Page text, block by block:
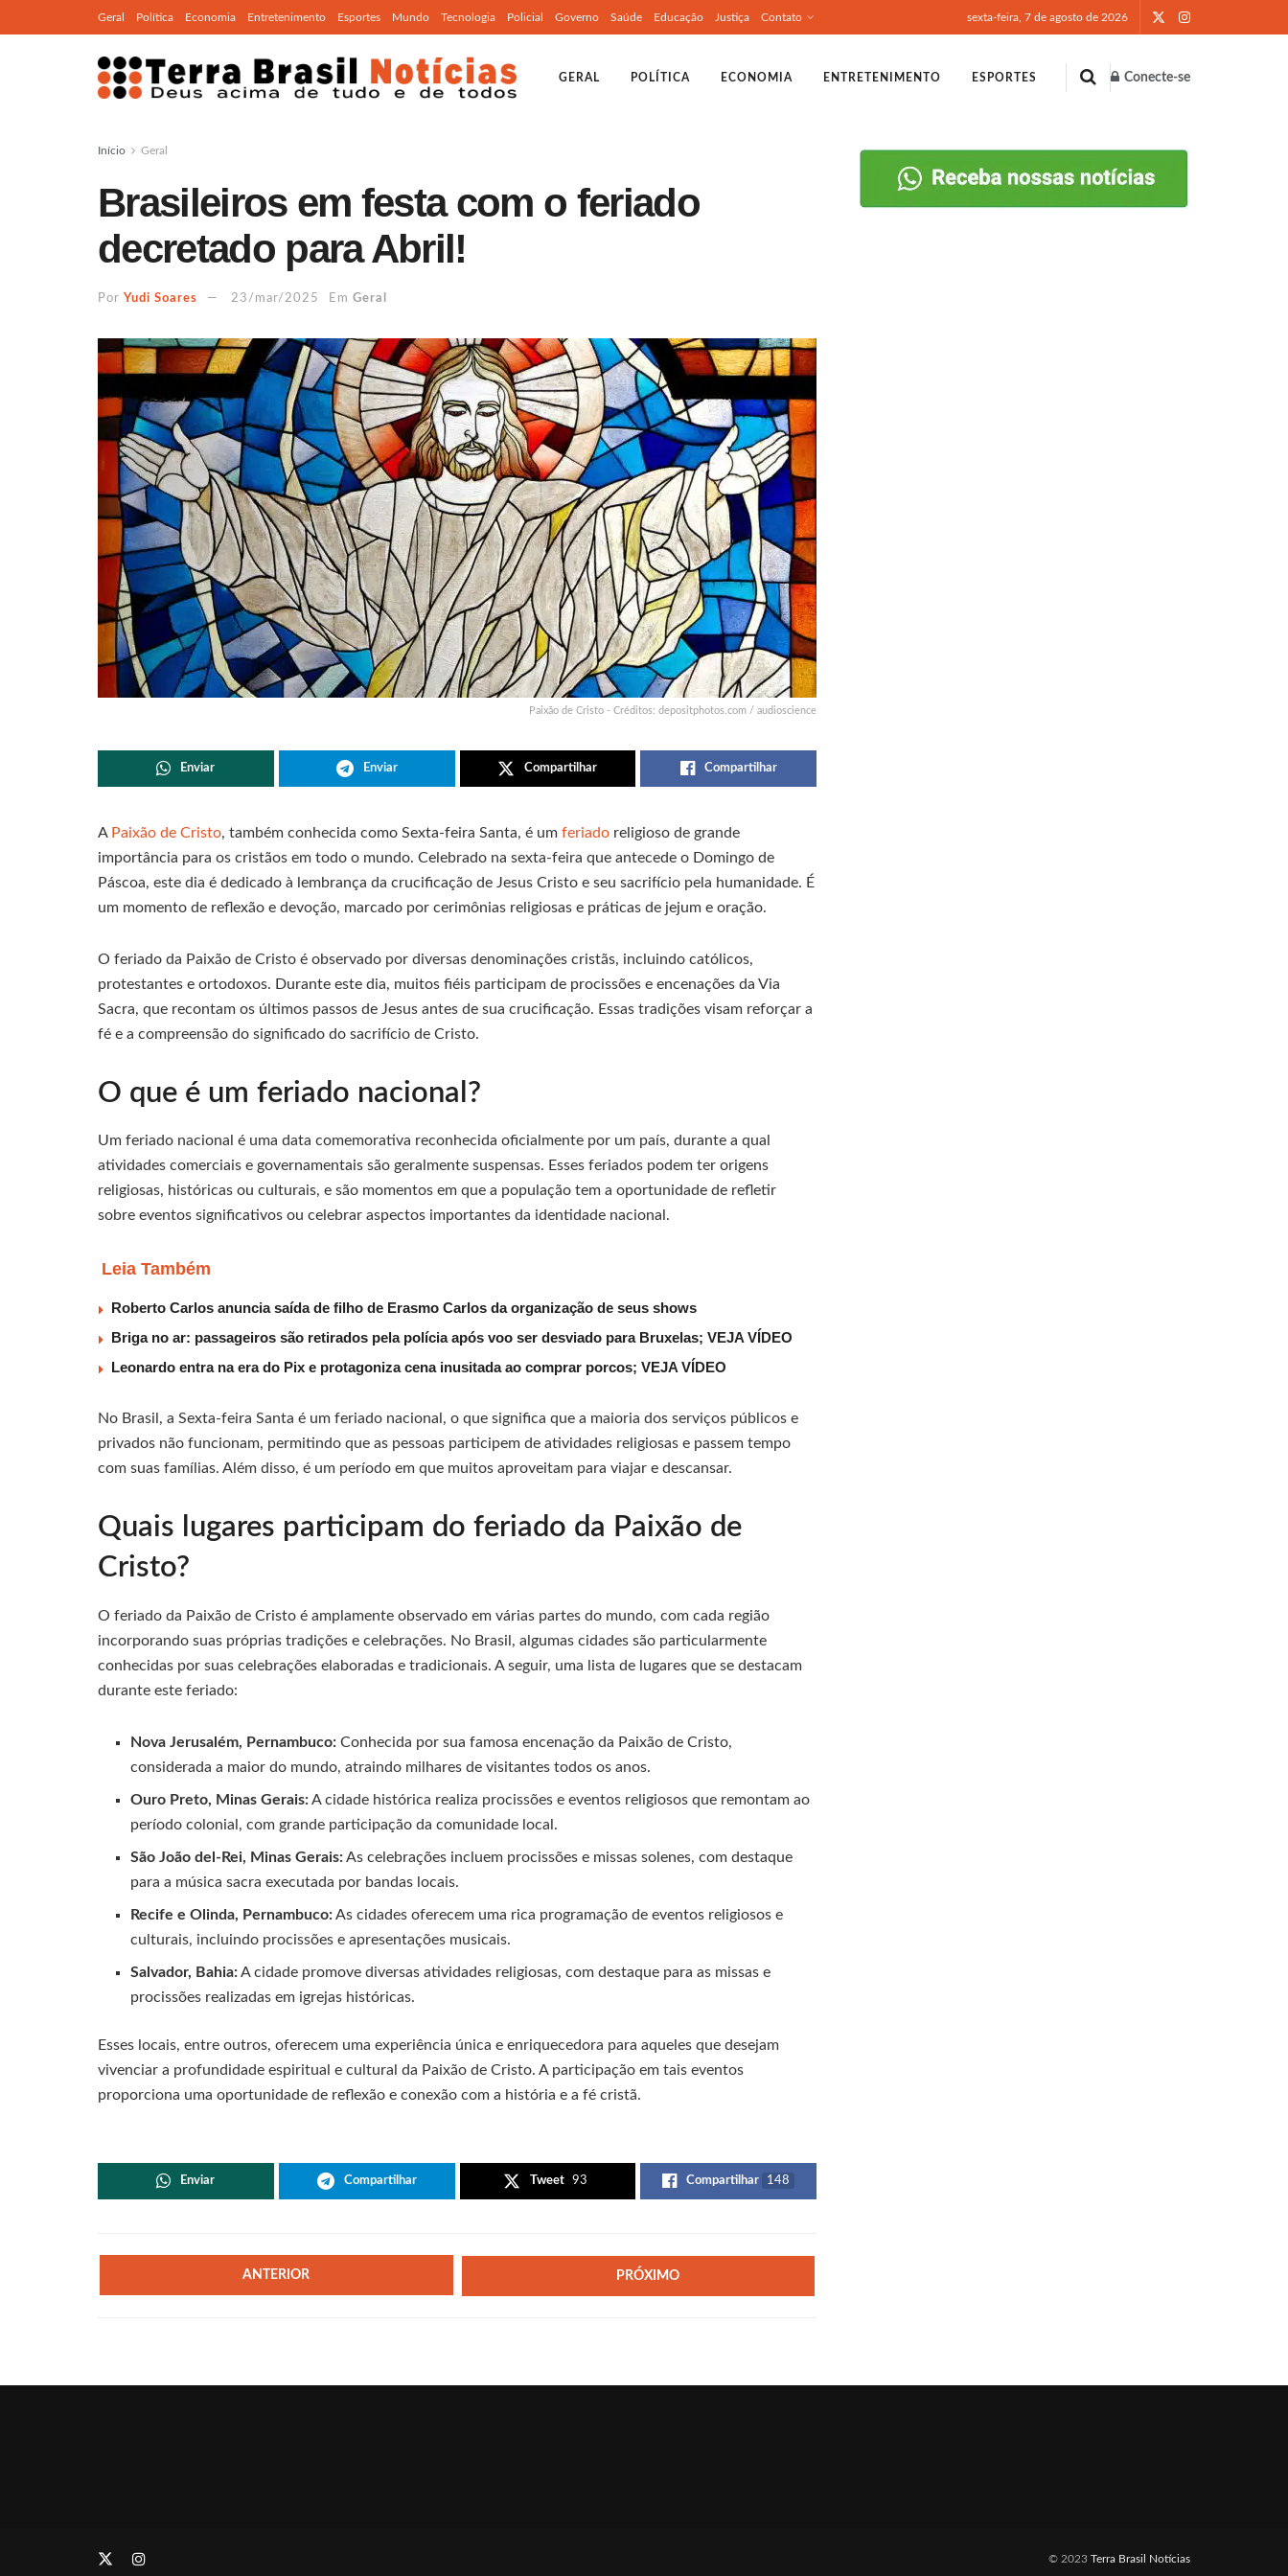
Geral Política Economia Entretenimento Esportes Mundo Tecnologia Policial Governo Saúde Educação Justiça Contato sexta-feira, 7 de agosto de 2026
GERAL POLÍTICA ECONOMIA ENTRETENIMENTO ESPORTES Conecte-se
Início Geral
Brasileiros em festa com o feriado
decretado para Abril!
Por Yudi Soares 23/mar/2025 Em Geral
Paixão de Cristo - Créditos: depositphotos.com / audioscience
Enviar Enviar Compartilhar Compartilhar
A Paixão de Cristo, também conhecida como Sexta-feira Santa, é um feriado religioso de grande
importância para os cristãos em todo o mundo. Celebrado na sexta-feira que antecede o Domingo de
Páscoa, este dia é dedicado à lembrança da crucificação de Jesus Cristo e seu sacrifício pela humanidade. É
um momento de reflexão e devoção, marcado por cerimônias religiosas e práticas de jejum e oração.
O feriado da Paixão de Cristo é observado por diversas denominações cristãs, incluindo católicos,
protestantes e ortodoxos. Durante este dia, muitos fiéis participam de procissões e encenações da Via
Sacra, que recontam os últimos passos de Jesus antes de sua crucificação. Essas tradições visam reforçar a
fé e a compreensão do significado do sacrifício de Cristo.
O que é um feriado nacional?
Um feriado nacional é uma data comemorativa reconhecida oficialmente por um país, durante a qual
atividades comerciais e governamentais são geralmente suspensas. Esses feriados podem ter origens
religiosas, históricas ou culturais, e são momentos em que a população tem a oportunidade de refletir
sobre eventos significativos ou celebrar aspectos importantes da identidade nacional.
Leia Também
Roberto Carlos anuncia saída de filho de Erasmo Carlos da organização de seus shows
Briga no ar: passageiros são retirados pela polícia após voo ser desviado para Bruxelas; VEJA VÍDEO
Leonardo entra na era do Pix e protagoniza cena inusitada ao comprar porcos; VEJA VÍDEO
No Brasil, a Sexta-feira Santa é um feriado nacional, o que significa que a maioria dos serviços públicos e
privados não funcionam, permitindo que as pessoas participem de atividades religiosas e passem tempo
com suas famílias. Além disso, é um período em que muitos aproveitam para viajar e descansar.
Quais lugares participam do feriado da Paixão de
Cristo?
O feriado da Paixão de Cristo é amplamente observado em várias partes do mundo, com cada região
incorporando suas próprias tradições e celebrações. No Brasil, algumas cidades são particularmente
conhecidas por suas celebrações elaboradas e tradicionais. A seguir, uma lista de lugares que se destacam
durante este feriado:
Nova Jerusalém, Pernambuco: Conhecida por sua famosa encenação da Paixão de Cristo,
considerada a maior do mundo, atraindo milhares de visitantes todos os anos.
Ouro Preto, Minas Gerais:A cidade histórica realiza procissões e eventos religiosos que remontam ao
período colonial, com grande participação da comunidade local.
São João del-Rei, Minas Gerais:As celebrações incluem procissões e missas solenes, com destaque
para a música sacra executada por bandas locais.
Recife e Olinda, Pernambuco:As cidades oferecem uma rica programação de eventos religiosos e
culturais, incluindo procissões e apresentações musicais.
Salvador, Bahia:A cidade promove diversas atividades religiosas, com destaque para as missas e
procissões realizadas em igrejas históricas.
Esses locais, entre outros, oferecem uma experiência única e enriquecedora para aqueles que desejam
vivenciar a profundidade espiritual e cultural da Paixão de Cristo. A participação em tais eventos
proporciona uma oportunidade de reflexão e conexão com a história e a fé cristã.
Enviar Compartilhar Tweet 93 Compartilhar 148
ANTERIOR PRÓXIMO
© 2023 Terra Brasil Notícias